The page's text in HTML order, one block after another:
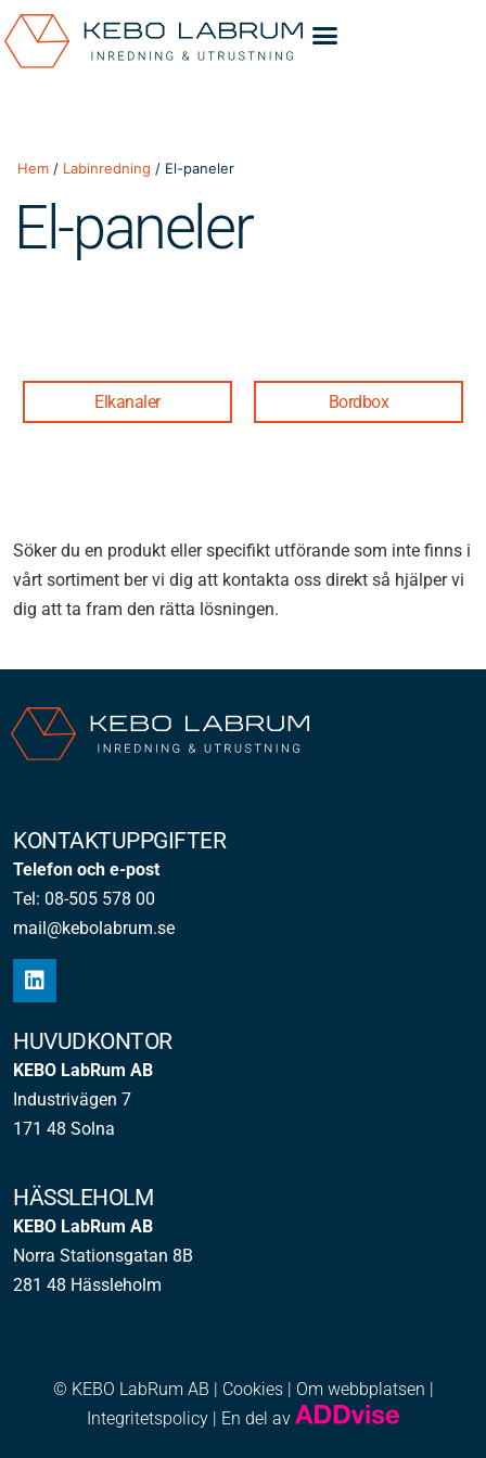
Hem / Labinredning / El-paneler
El-paneler
Elkanaler Bordbox
Söker du en produkt eller specifikt utförande som inte finns i
vårt sortiment ber vi dig att kontakta oss direkt så hjälper vi
dig att ta fram den rätta lösningen.
KONTAKTUPPGIFTER
Telefon och e-post
Tel: 08-505 578 00
mail@kebolabrum.se
HUVUDKONTOR
KEBO LabRum AB
Industrivägen 7
171 48 Solna
HÄSSLEHOLM
KEBO LabRum AB
Norra Stationsgatan 8B
281 48 Hässleholm
© KEBO LabRum AB | Cookies| Om webbplatsen |
Integritetspolicy | En del av